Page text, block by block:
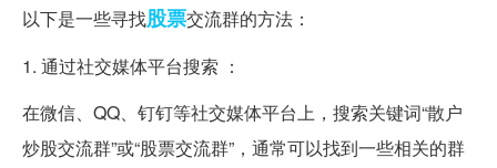
以下是一些寻找股票交流群的方法：
1. 通过社交媒体平台搜索 ：
在微信、QQ、钉钉等社交媒体平台上，搜索关键词“散户
炒股交流群”或“股票交流群”，通常可以找到一些相关的群